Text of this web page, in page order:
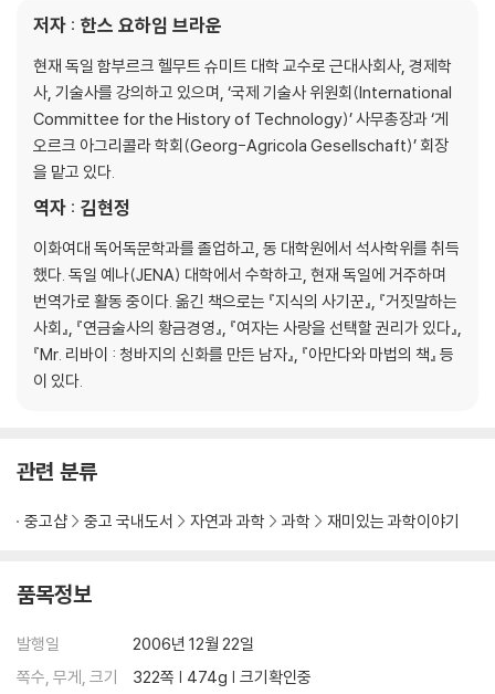
014 도르래 - 힘을 무한증대시키는 마법의 역학 50
015 수문 - 치수(治水), 문명의 시작 53
016 아치 - 미(美)와 효율이 결합된 획기적인 건축술 56
017 다리 - 경계를 가로지르려는 인류의 욕망 59
018 시계 - 하루 일과를 제어하는 시간계측장치 62
019 풍차 - 바람의 잠재력을 무공해 자연에너지로 바꾸는 회전날개 65
020 펌프 - 물을 공급하는 아르키메데스의 연못 68
021 나사 - 짧은 거리, 최대 효율을 겸비한 기계문명의 최소 단위 71
022 종이 - 지식과 정보를 기록하기 위한 매체 74
023 등자 - 세계사를 뒤바꾼 마구(馬具) 77
024 화약 - 생산과 파괴를 위한 마법의 검은 가루 79
025 악보 - 음악의 전승과 재현을 위한 예술 언어 82
026 오르간 - 가장 중요한 종교음악용 악기 85
027 나침반 - 방향을 알려주는 주머니 속의 북극성 88
031 현미경 - 미시세계로 안내하는 광학의 마술 100
033 온도계 - 공기의 열팽창 원리를 응용한 온도측정기 106
035 천공카드 - 디지털 스토리지의 기원 112
036 자동장치 - 노동에서 해방되고자 하는 인류의 오랜 꿈 115
037 피뢰침 - 신의 분노로부터 인간을 지켜주는 쇠막대 118
저자 : 한스 요하임 브라운
현재 독일 함부르크 헬무트 슈미트 대학 교수로 근대사회사, 경제학
사, 기술사를 강의하고 있으며, ‘국제 기술사 위원회(International
Committee for the History of Technology)’ 사무총장과 ‘게
오르크 아그리콜라 학회(Georg-Agricola Gesellschaft)’ 회장
을 맡고 있다.
역자 : 김현정
이화여대 독어독문학과를 졸업하고, 동 대학원에서 석사학위를 취득
했다. 독일 예나(JENA) 대학에서 수학하고, 현재 독일에 거주하며
번역가로 활동 중이다. 옮긴 책으로는 『지식의 사기꾼』, 『거짓말하는
사회』, 『연금술사의 황금경영』, 『여자는 사랑을 선택할 권리가 있다』,
『Mr. 리바이 : 청바지의 신화를 만든 남자』, 『아만다와 마법의 책』 등
이 있다.
관련 분류
중고샵 중고 국내도서 자연과 과학 과학 재미있는 과학이야기
품목정보
발행일
2006년 12월 22일
쪽수, 무게, 크기
322쪽 | 474g | 크기확인중